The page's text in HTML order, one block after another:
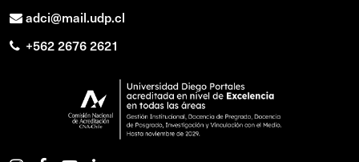
adci@mail.udp.cl
+562 2676 2621